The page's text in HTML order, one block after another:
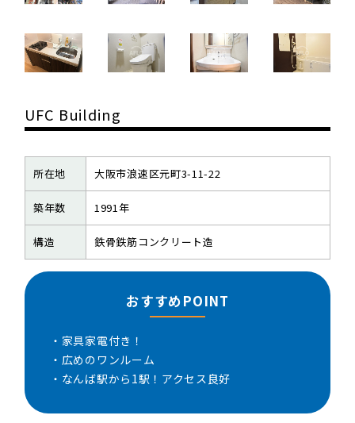
UFC Building
所在地 大阪市浪速区元町3-11-22
築年数 1991年
構造 鉄骨鉄筋コンクリート造
おすすめPOINT
・家具家電付き！
・広めのワンルーム
・なんば駅から1駅！アクセス良好